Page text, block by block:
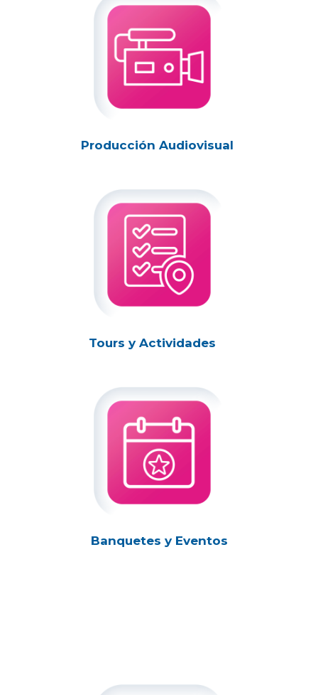
Producción Audiovisual
Tours y Actividades
Banquetes y Eventos